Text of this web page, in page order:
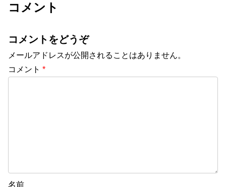
コメント
コメントをどうぞ
メールアドレスが公開されることはありません。
コメント *
名前